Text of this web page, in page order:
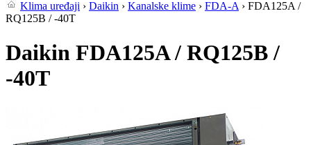
Klima uređaji › Daikin › Kanalske klime › FDA-A › FDA125A /
RQ125B / -40T
Daikin FDA125A / RQ125B /
-40T